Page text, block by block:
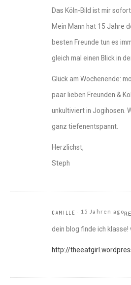
Das Köln-Bild ist mir
Mein Mann hat 15 Jahre
besten Freunde tun es
gleich mal einen Blick in
Glück am Wochenende:
paar lieben Freunden &
unkultiviert in Jogihosen.
ganz tiefenentspannt.
Herzlichst,
Steph
CAMILLE 15 Jahren ago
dein blog finde ich klasse!
http://